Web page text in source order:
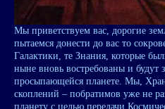
Мы приветствуем вас, дорогие
пытаемся донести до вас то
Галактики, те Знания, которые
ныне вновь востребованы и будут
просыпающейся планете. Мы,
скоплений – побратимов уже не
планету с целью передачи